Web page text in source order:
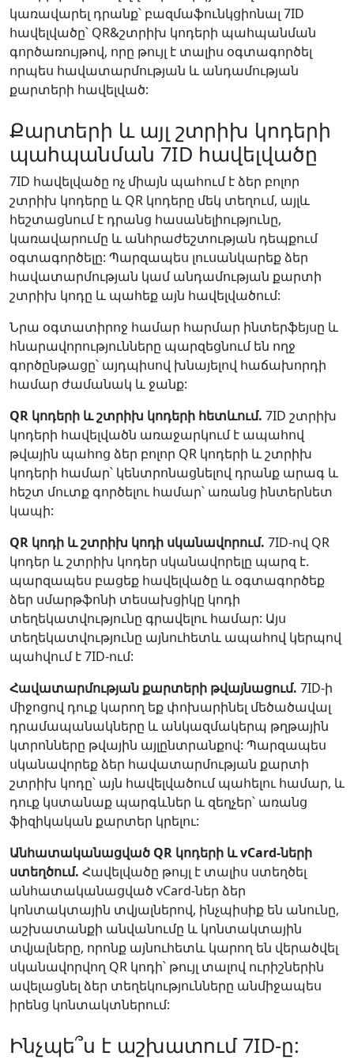
կառավարել դրանք՝ բազմաֆունկցիոնալ 7ID
հավելվածը՝ QR&շտրիխ կոդերի պահպանման
գործառույթով, որը թույլ է տալիս օգտագործել
որպես հավատարմության և անդամության
քարտերի հավելված:
Քարտերի և այլ շտրիխ կոդերի
պահպանման 7ID հավելվածը
7ID հավելվածը ոչ միայն պահում է ձեր բոլոր
շտրիխ կոդերը և QR կոդերը մեկ տեղում, այլև
հեշտացնում է դրանց հասանելիությունը,
կառավարումը և անհրաժեշտության դեպքում
օգտագործելը: Պարզապես լուսանկարեք ձեր
հավատարմության կամ անդամության քարտի
շտրիխ կոդը և պահեք այն հավելվածում:
Նրա օգտատիրոջ համար հարմար ինտերֆեյսը և
հնարավորությունները պարզեցնում են ողջ
գործընթացը՝ այդպիսով խնայելով հաճախորդի
համար ժամանակ և ջանք:
QR կոդերի և շտրիխ կոդերի հետևում. 7ID շտրիխ
կոդերի հավելվածն առաջարկում է ապահով
թվային պահոց ձեր բոլոր QR կոդերի և շտրիխ
կոդերի համար՝ կենտրոնացնելով դրանք արագ և
հեշտ մուտք գործելու համար՝ առանց ինտերնետ
կապի:
QR կոդի և շտրիխ կոդի սկանավորում. 7ID-ով QR
կոդեր և շտրիխ կոդեր սկանավորելը պարզ է.
պարզապես բացեք հավելվածը և օգտագործեք
ձեր սմարթֆոնի տեսախցիկը կոդի
տեղեկատվությունը գրավելու համար: Այս
տեղեկատվությունը այնուհետև ապահով կերպով
պահվում է 7ID-ում:
Հավատարմության քարտերի թվայնացում. 7ID-ի
միջոցով դուք կարող եք փոխարինել մեծածավալ
դրամապանակները և անկազմակերպ թղթային
կտրոնները թվային այլընտրանքով: Պարզապես
սկանավորեք ձեր հավատարմության քարտի
շտրիխ կոդը՝ այն հավելվածում պահելու համար, և
դուք կստանաք պարգևներ և զեղչեր՝ առանց
ֆիզիկական քարտեր կրելու:
Անհատականացված QR կոդերի և vCard-ների
ստեղծում. Հավելվածը թույլ է տալիս ստեղծել
անհատականացված vCard-ներ ձեր
կոնտակտային տվյալներով, ինչպիսիք են անունը,
աշխատանքի անվանումը և կոնտակտային
տվյալները, որոնք այնուհետև կարող են վերածվել
սկանավորվող QR կոդի՝ թույլ տալով ուրիշներին
ավելացնել ձեր տեղեկությունները անմիջապես
իրենց կոնտակտներում:
Ինչպե՞ս է աշխատում 7ID-ը: